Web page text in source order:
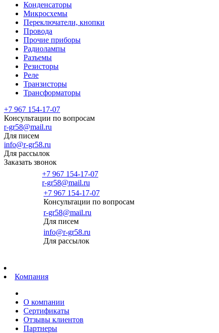
Конденсаторы
Микросхемы
Переключатели, кнопки
Провода
Прочие приборы
Радиолампы
Разъемы
Резисторы
Реле
Транзисторы
Трансформаторы
+7 967 154-17-07
Консультации по вопросам
r-gr58@mail.ru
Для писем
info@r-gr58.ru
Для рассылок
Заказать звонок
+7 967 154-17-07
r-gr58@mail.ru
+7 967 154-17-07
Консультации по вопросам
r-gr58@mail.ru
Для писем
info@r-gr58.ru
Для рассылок
Компания
О компании
Сертификаты
Отзывы клиентов
Партнеры